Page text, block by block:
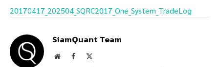
20170417_202504_SQRC2017_One_System_TradeLog
SiamQuant Team
WebsiteFacebook